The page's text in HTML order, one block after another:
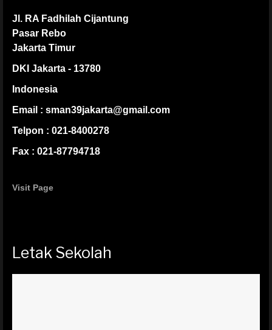
Jl. RA Fadhilah Cijantung
Pasar Rebo
Jakarta Timur
DKI Jakarta - 13780
Indonesia
Email : sman39jakarta@gmail.com
Telpon : 021-8400278
Fax : 021-87794718
Visit Page
Letak Sekolah